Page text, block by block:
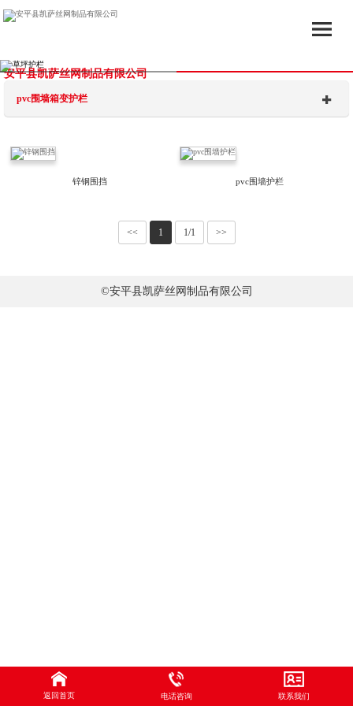
安平县凯萨丝网制品有限公司
pvc围墙箱变护栏
锌钢围挡 pvc围墙护栏
<< 1 1/1 >>
©安平县凯萨丝网制品有限公司
返回首页 电话咨询 联系我们